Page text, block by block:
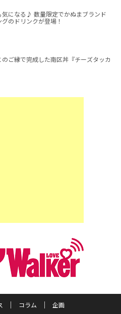
気になる♪ 数量限定でかぬまブランド
のドリンクが登場！
ご縁で完成した南区丼『チーズタッカ
コラム 企画